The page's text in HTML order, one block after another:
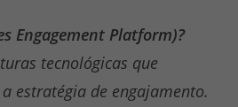
Engagement Platform)?
tecnológicas que
estratégia de engajamento.